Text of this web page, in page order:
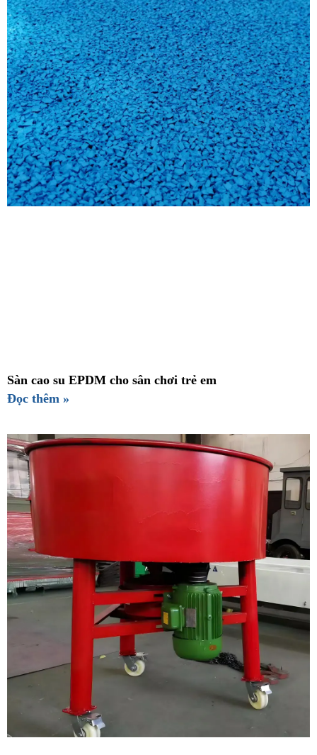
Sàn cao su EPDM cho sân chơi trẻ em
Đọc thêm »